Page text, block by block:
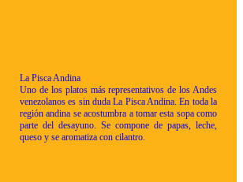
La Pisca Andina
Uno de los platos más representativos de los Andes
venezolanos es sin duda La Pisca Andina. En toda la
región andina se acostumbra a tomar esta sopa como
parte del desayuno. Se compone de papas, leche,
queso y se aromatiza con cilantro.